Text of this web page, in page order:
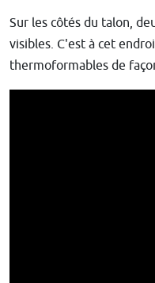
Sur les côtés du talon,
visibles. C'est à cet
thermoformables de